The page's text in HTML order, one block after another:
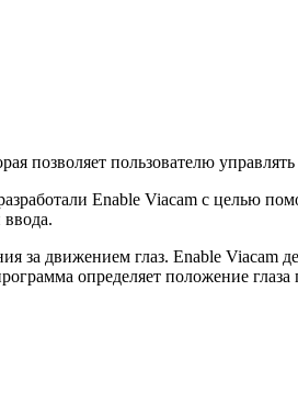
позволяет пользователю
Enable Viacam с целью
ввода.
за движением глаз. Enable
определяет положение